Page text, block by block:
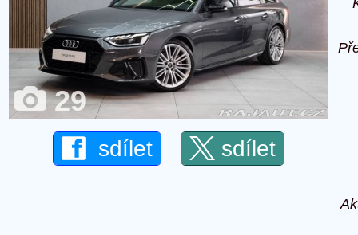
29
sdílet sdílet